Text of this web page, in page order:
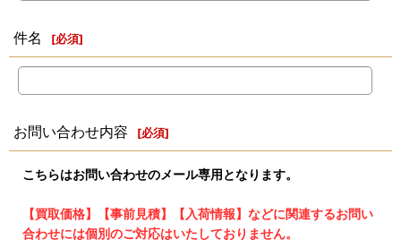
件名 [必須]
お問い合わせ内容 [必須]
こちらはお問い合わせのメール専用となります。
【買取価格】【事前見積】【入荷情報】などに関連するお問い
合わせには個別のご対応はいたしておりません。